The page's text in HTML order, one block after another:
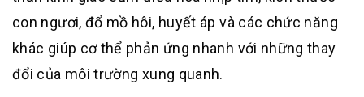
con ngươi, đổ mồ hôi, huyết áp và các chức năng
khác giúp cơ thể phản ứng nhanh với những thay
đổi của môi trường xung quanh.